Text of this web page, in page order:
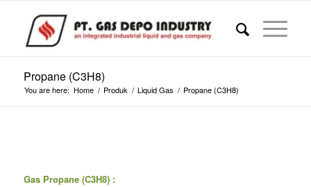
Propane (C3H8)
You are here: Home / Produk / Liquid Gas / Propane (C3H8)
Gas Propane (C3H8) :